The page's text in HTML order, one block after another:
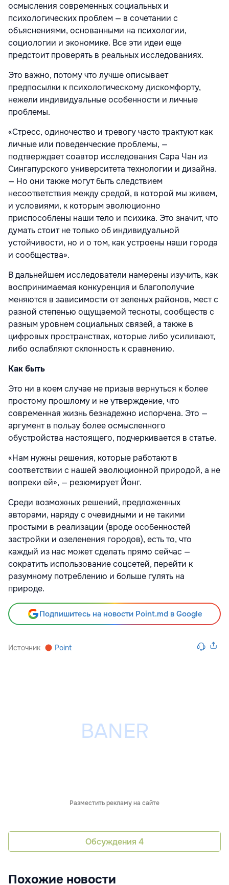
осмысления современных социальных и
психологических проблем — в сочетании с
объяснениями, основанными на психологии,
социологии и экономике. Все эти идеи еще
предстоит проверять в реальных исследованиях.
Это важно, потому что лучше описывает
предпосылки к психологическому дискомфорту,
нежели индивидуальные особенности и личные
проблемы.
«Стресс, одиночество и тревогу часто трактуют как
личные или поведенческие проблемы, —
подтверждает соавтор исследования Сара Чан из
Сингапурского университета технологии и дизайна.
— Но они также могут быть следствием
несоответствия между средой, в которой мы живем,
и условиями, к которым эволюционно
приспособлены наши тело и психика. Это значит, что
думать стоит не только об индивидуальной
устойчивости, но и о том, как устроены наши города
и сообщества».
В дальнейшем исследователи намерены изучить, как
воспринимаемая конкуренция и благополучие
меняются в зависимости от зеленых районов, мест с
разной степенью ощущаемой тесноты, сообществ с
разным уровнем социальных связей, а также в
цифровых пространствах, которые либо усиливают,
либо ослабляют склонность к сравнению.
Как быть
Это ни в коем случае не призыв вернуться к более
простому прошлому и не утверждение, что
современная жизнь безнадежно испорчена. Это —
аргумент в пользу более осмысленного
обустройства настоящего, подчеркивается в статье.
«Нам нужны решения, которые работают в
соответствии с нашей эволюционной природой, а не
вопреки ей», — резюмирует Йонг.
Среди возможных решений, предложенных
авторами, наряду с очевидными и не такими
простыми в реализации (вроде особенностей
застройки и озеленения городов), есть то, что
каждый из нас может сделать прямо сейчас —
сократить использование соцсетей, перейти к
разумному потреблению и больше гулять на
природе.
Подпишитесь на новости Point.md в Google
Источник Point
Разместить рекламу на сайте
Обсуждения 4
Похожие новости